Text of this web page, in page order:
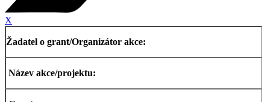
X
Žadatel o grant/Organizátor akce:
Název akce/projektu: